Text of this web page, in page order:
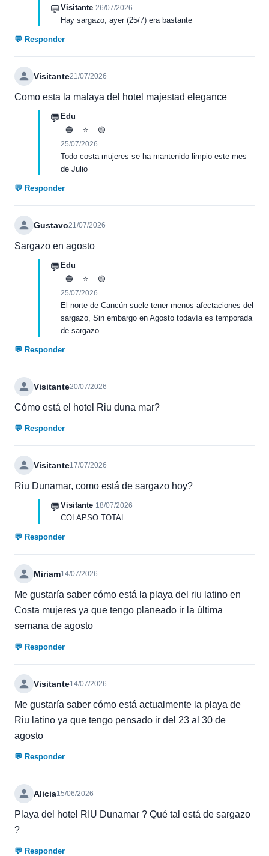
💬Visitante 26/07/2026
Hay sargazo, ayer (25/7) era bastante
💬 Responder
Visitante21/07/2026
Como esta la malaya del hotel majestad elegance
💬 Edu
🔵
⭐ 🟡
25/07/2026
Todo costa mujeres se ha mantenido limpio este mes
de Julio
💬 Responder
Gustavo21/07/2026
Sargazo en agosto
💬 Edu
🔵
⭐ 🟡
25/07/2026
El norte de Cancún suele tener menos afectaciones del
sargazo, Sin embargo en Agosto todavía es temporada
de sargazo.
💬 Responder
Visitante20/07/2026
Cómo está el hotel Riu duna mar?
💬 Responder
Visitante17/07/2026
Riu Dunamar, como está de sargazo hoy?
💬Visitante 18/07/2026
COLAPSO TOTAL
💬 Responder
Miriam14/07/2026
Me gustaría saber cómo está la playa del riu latino en
Costa mujeres ya que tengo planeado ir la última
semana de agosto
💬 Responder
Visitante14/07/2026
Me gustaría saber cómo está actualmente la playa de
Riu latino ya que tengo pensado ir del 23 al 30 de
agosto
💬 Responder
Alicia15/06/2026
Playa del hotel RIU Dunamar ? Qué tal está de sargazo
?
💬 Responder